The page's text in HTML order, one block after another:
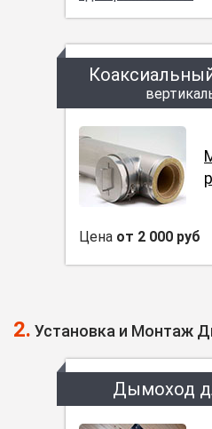
Цена от 2 000 руб
2. Установка и Монтаж
Дымоход